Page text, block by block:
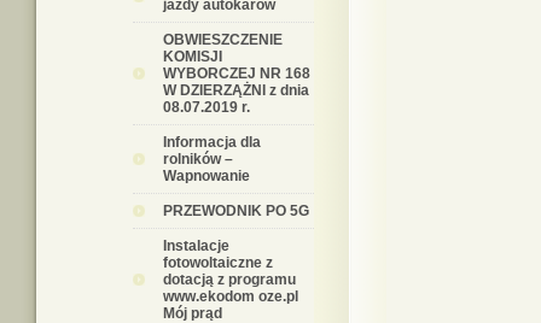
jazdy autokarów
OBWIESZCZENIE
KOMISJI
WYBORCZEJ NR 168
W DZIERZĄŻNI z dnia
08.07.2019 r.
Informacja dla
rolników –
Wapnowanie
PRZEWODNIK PO 5G
Instalacje
fotowoltaiczne z
dotacją z programu
www.ekodom oze.pl
Mój prąd